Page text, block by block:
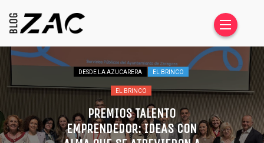
DESDE DENTRO DESDE LA AZUCARERA
HABLAR EN PÚBLICO NO VA
SOLO DE HABLAR